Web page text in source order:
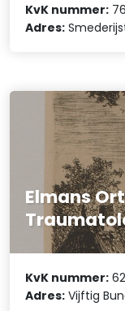
KvK nummer:
Adres:
Elmans
KvK nummer:
Adres: Vijftig